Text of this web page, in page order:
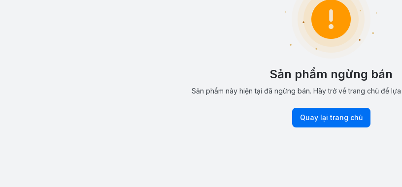
Sản phẩm ngừng bán
Sản phẩm này hiện tại đã ngừng bán. Hãy trở về trang chủ để
Quay lại trang chủ